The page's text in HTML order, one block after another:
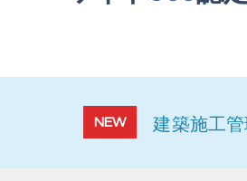
NEW 建築施工